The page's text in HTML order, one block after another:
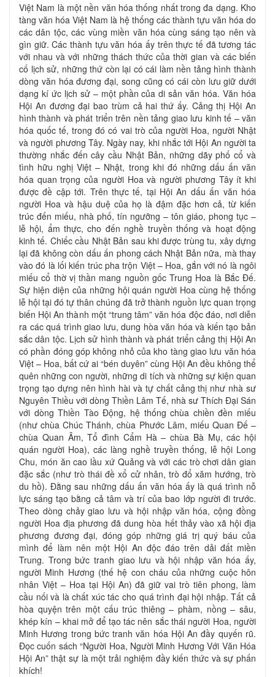
Việt Nam là một nền văn hóa thống nhất trong đa dạng. Kho
tàng văn hóa Việt Nam là hệ thống các thành tựu văn hóa do
các dân tộc, các vùng miền văn hóa cùng sáng tạo nên và
gìn giữ. Các thành tựu văn hóa ấy trên thực tế đã tương tác
với nhau và với những thách thức của thời gian và các biến
cố lịch sử, những thứ còn lại có cái làm nền tảng hình thành
dòng văn hóa đương đại, song cũng có cái còn lưu giữ dưới
dạng kí ức lịch sử – một phần của di sản văn hóa. Văn hóa
Hội An đương đại bao trùm cả hai thứ ấy. Cảng thị Hội An
hình thành và phát triển trên nền tảng giao lưu kinh tế – văn
hóa quốc tế, trong đó có vai trò của người Hoa, người Nhật
và người phương Tây. Ngày nay, khi nhắc tới Hội An người ta
thường nhắc đến cây cầu Nhật Bản, những dãy phố cổ và
tình hữu nghị Việt – Nhật, trong khi đó những dấu ấn văn
hóa quan trọng của người Hoa và người phương Tây ít khi
được đề cập tới. Trên thực tế, tại Hội An dấu ấn văn hóa
người Hoa và hậu duệ của họ là đậm đặc hơn cả, từ kiến
trúc đến miếu, nhà phố, tín ngưỡng – tôn giáo, phong tục –
lễ hội, ẩm thực, cho đến nghề truyền thống và hoạt động
kinh tế. Chiếc cầu Nhật Bản sau khi được trùng tu, xây dựng
lại đã không còn dấu ấn phong cách Nhật Bản nữa, mà thay
vào đó là lối kiến trúc pha trộn Việt – Hoa, gắn với nó là ngôi
miếu cổ thờ vị thần mang nguồn gốc Trung Hoa là Bắc Đế.
Sự hiện diện của những hội quán người Hoa cùng hệ thống
lễ hội tại đó tự thân chúng đã trở thành nguồn lực quan trọng
biến Hội An thành một “trung tâm” văn hóa độc đáo, nơi diễn
ra các quá trình giao lưu, dung hòa văn hóa và kiến tạo bản
sắc dân tộc. Lịch sử hình thành và phát triển cảng thị Hội An
có phần đóng góp không nhỏ của kho tàng giao lưu văn hóa
Việt – Hoa, bất cứ ai “bén duyên” cùng Hội An đều không thể
quên những con người, những di tích và những sự kiện quan
trọng tạo dựng nên hình hài và tự chất cảng thị như nhà sư
Nguyên Thiều với dòng Thiền Lâm Tế, nhà sư Thích Đại Sán
với dòng Thiền Tào Động, hệ thống chùa chiền đền miếu
(như chùa Chúc Thánh, chùa Phước Lâm, miếu Quan Đế –
chùa Quan Âm, Tổ đình Cẩm Hà – chùa Bà Mụ, các hội
quán người Hoa), các làng nghề truyền thống, lễ hội Long
Chu, món ăn cao lầu xứ Quảng và với các trò chơi dân gian
đặc sắc (như trò thái đề xổ cử nhân, trò đổ xăm hướng, trò
du hồ). Đằng sau những dấu ấn văn hóa ấy là quá trình nỗ
lực sáng tạo bằng cả tâm và trí của bao lớp người đi trước.
Theo dòng chảy giao lưu và hội nhập văn hóa, cộng đồng
người Hoa địa phương đã dung hòa hết thảy vào xã hội địa
phương đương đại, đóng góp những giá trị quý báu của
mình để làm nên một Hội An độc đáo trên dải đất miền
Trung. Trong bức tranh giao lưu và hội nhập văn hóa ấy,
người Minh Hương (thế hệ con cháu của những cuộc hôn
nhân Việt – Hoa tại Hội An) đã giữ vai trò tiên phong, làm
cầu nối và là chất xúc tác cho quá trình đại hội nhập. Tất cả
hòa quyện trên một cấu trúc thiêng – phàm, nồng – sâu,
khép kín – khai mở để tạo tác nên sắc thái người Hoa, người
Minh Hương trong bức tranh văn hóa Hội An đầy quyến rũ.
Đọc cuốn sách “Người Hoa, Người Minh Hương Với Văn Hóa
Hội An” thật sự là một trải nghiệm đầy kiến thức và sự phấn
khích!